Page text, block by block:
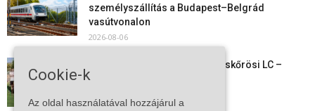
személyszállítás a Budapest–Belgrád
vasútvonalon
2026-08-06
Megkezdte a felkészülést a Kiskőrösi LC –
együtt maradt a keret,...
Cookie-k
Az oldal használatával hozzájárul a